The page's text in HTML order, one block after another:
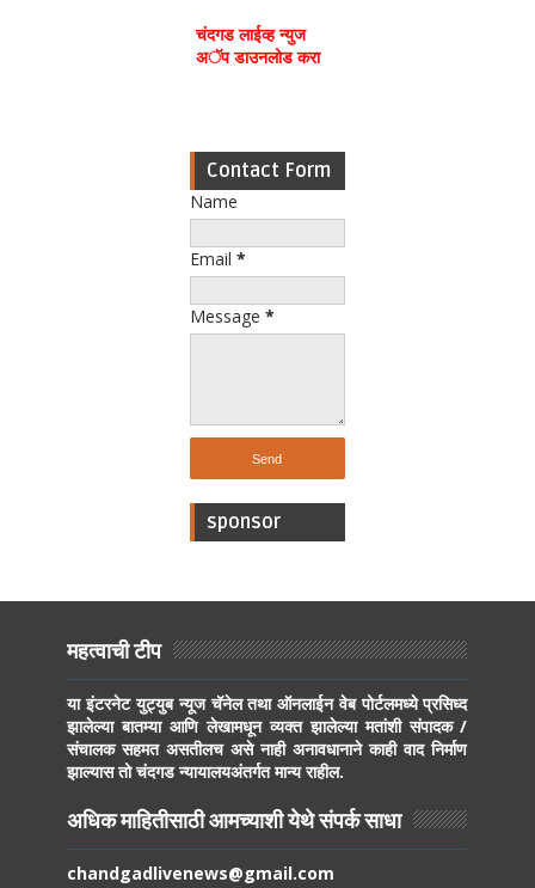
चंदगड लाईव्ह न्युज
अॅप डाउनलोड करा
Contact Form
Name
Email *
Message *
sponsor
महत्वाची टीप
या इंटरनेट युट्युब न्यूज चॅनेल तथा ऑनलाईन वेब पोर्टलमध्ये प्रसिध्द
झालेल्या बातम्या आणि लेखामधून व्यक्त झालेल्या मतांशी संपादक /
संचालक सहमत असतीलच असे नाही अनावधानाने काही वाद निर्माण
झाल्यास तो चंदगड न्यायालयअंतर्गत मान्य राहील.
अधिक माहितीसाठी आमच्याशी येथे संपर्क साधा
chandgadlivenews@gmail.com